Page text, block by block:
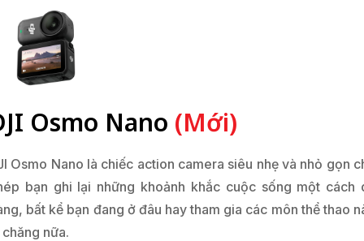
Osmo Nano (Mới)
Osmo Nano là chiếc action camera siêu nhẹ và nhỏ gọn
bạn ghi lại những khoảnh khắc cuộc sống một cách
bất kể bạn đang ở đâu hay tham gia các môn thể thao
nữa.